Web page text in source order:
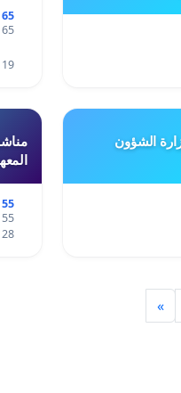
65 توقيع
65 التوقيعات / 12 أشهر
19 May 2026
الشؤون
55 توقيع
55 التوقيعات / 12 أشهر
28 Sep 2025
»